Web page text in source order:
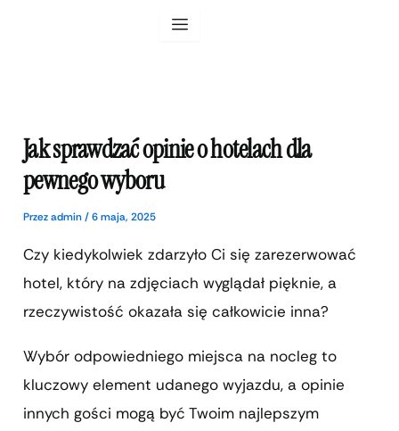
Jak sprawdzać opinie o hotelach dla
pewnego wyboru
Przezadmin/6 maja, 2025
Czy kiedykolwiek zdarzyło Ci się zarezerwować
hotel, który na zdjęciach wyglądał pięknie, a
rzeczywistość okazała się całkowicie inna?
Wybór odpowiedniego miejsca na nocleg to
kluczowy element udanego wyjazdu, a opinie
innych gości mogą być Twoim najlepszym